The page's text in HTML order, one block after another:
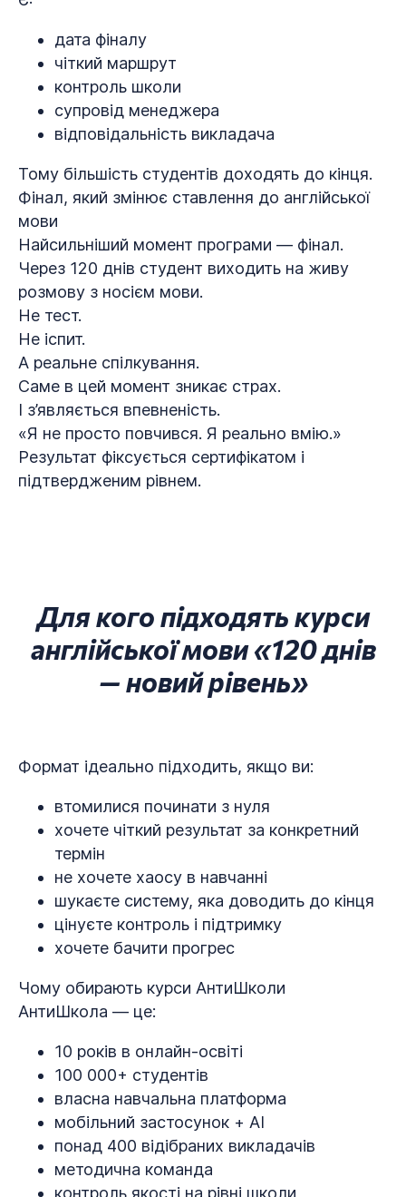
дата фіналу
чіткий маршрут
контроль школи
супровід менеджера
відповідальність викладача
Тому більшість студентів доходять до кінця.
Фінал, який змінює ставлення до англійської
мови
Найсильніший момент програми — фінал.
Через 120 днів студент виходить на живу
розмову з носієм мови.
Не тест.
Не іспит.
А реальне спілкування.
Саме в цей момент зникає страх.
І з’являється впевненість.
«Я не просто повчився. Я реально вмію.»
Результат фіксується сертифікатом і
підтвердженим рівнем.
Для кого підходять курси
англійської мови «120 днів
— новий рівень»
Формат ідеально підходить, якщо ви:
втомилися починати з нуля
хочете чіткий результат за конкретний
термін
не хочете хаосу в навчанні
шукаєте систему, яка доводить до кінця
цінуєте контроль і підтримку
хочете бачити прогрес
Чому обирають курси АнтиШколи
АнтиШкола — це:
10 років в онлайн-освіті
100 000+ студентів
власна навчальна платформа
мобільний застосунок + AI
понад 400 відібраних викладачів
методична команда
контроль якості на рівні школи